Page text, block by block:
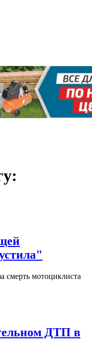
смерть мотоциклиста
ДТП в